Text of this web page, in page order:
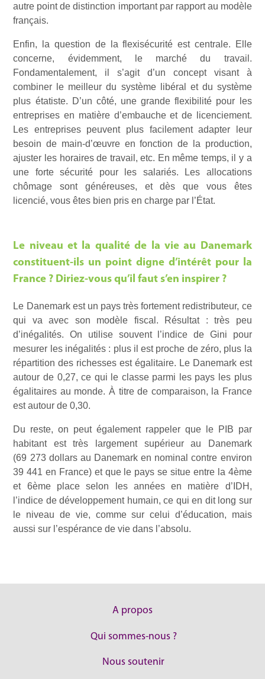
autre point de distinction important par rapport au modèle
français.
Enfin, la question de la flexisécurité est centrale. Elle
concerne, évidemment, le marché du travail.
Fondamentalement, il s’agit d’un concept visant à
combiner le meilleur du système libéral et du système
plus étatiste. D’un côté, une grande flexibilité pour les
entreprises en matière d’embauche et de licenciement.
Les entreprises peuvent plus facilement adapter leur
besoin de main-d’œuvre en fonction de la production,
ajuster les horaires de travail, etc. En même temps, il y a
une forte sécurité pour les salariés. Les allocations
chômage sont généreuses, et dès que vous êtes
licencié, vous êtes bien pris en charge par l’État.
Le niveau et la qualité de la vie au Danemark
constituent-ils un point digne d’intérêt pour la
France ? Diriez-vous qu’il faut s’en inspirer ?
Le Danemark est un pays très fortement redistributeur, ce
qui va avec son modèle fiscal. Résultat : très peu
d’inégalités. On utilise souvent l’indice de Gini pour
mesurer les inégalités : plus il est proche de zéro, plus la
répartition des richesses est égalitaire. Le Danemark est
autour de 0,27, ce qui le classe parmi les pays les plus
égalitaires au monde. À titre de comparaison, la France
est autour de 0,30.
Du reste, on peut également rappeler que le PIB par
habitant est très largement supérieur au Danemark
(69 273 dollars au Danemark en nominal contre environ
39 441 en France) et que le pays se situe entre la 4ème
et 6ème place selon les années en matière d’IDH,
l’indice de développement humain, ce qui en dit long sur
le niveau de vie, comme sur celui d’éducation, mais
aussi sur l’espérance de vie dans l’absolu.
A propos
Qui sommes-nous ?
Nous soutenir